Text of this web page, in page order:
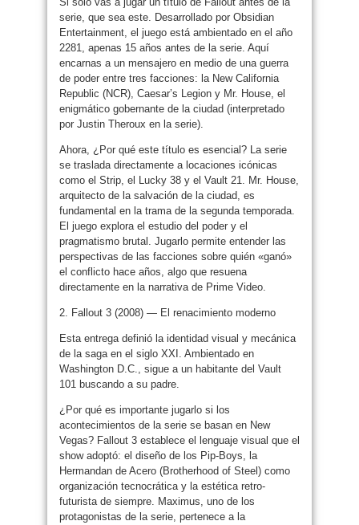
serie, que sea este. Desarrollado por Obsidian
Entertainment, el juego está ambientado en el año
2281, apenas 15 años antes de la serie. Aquí
encarnas a un mensajero en medio de una guerra
de poder entre tres facciones: la New California
Republic (NCR), Caesar’s Legion y Mr. House, el
enigmático gobernante de la ciudad (interpretado
por Justin Theroux en la serie).
Ahora, ¿Por qué este título es esencial? La serie
se traslada directamente a locaciones icónicas
como el Strip, el Lucky 38 y el Vault 21. Mr. House,
arquitecto de la salvación de la ciudad, es
fundamental en la trama de la segunda temporada.
El juego explora el estudio del poder y el
pragmatismo brutal. Jugarlo permite entender las
perspectivas de las facciones sobre quién «ganó»
el conflicto hace años, algo que resuena
directamente en la narrativa de Prime Video.
2. Fallout 3 (2008) — El renacimiento moderno
Esta entrega definió la identidad visual y mecánica
de la saga en el siglo XXI. Ambientado en
Washington D.C., sigue a un habitante del Vault
101 buscando a su padre.
¿Por qué es importante jugarlo si los
acontecimientos de la serie se basan en New
Vegas? Fallout 3 establece el lenguaje visual que el
show adoptó: el diseño de los Pip-Boys, la
Hermandan de Acero (Brotherhood of Steel) como
organización tecnocrática y la estética retro-
futurista de siempre. Maximus, uno de los
protagonistas de la serie, pertenece a la